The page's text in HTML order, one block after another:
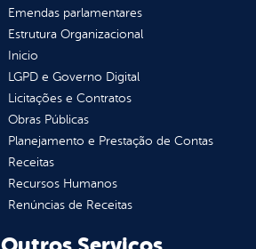
Emendas parlamentares
Estrutura Organizacional
Inicio
LGPD e Governo Digital
Licitações e Contratos
Obras Públicas
Planejamento e Prestação de Contas
Receitas
Recursos Humanos
Renúncias de Receitas